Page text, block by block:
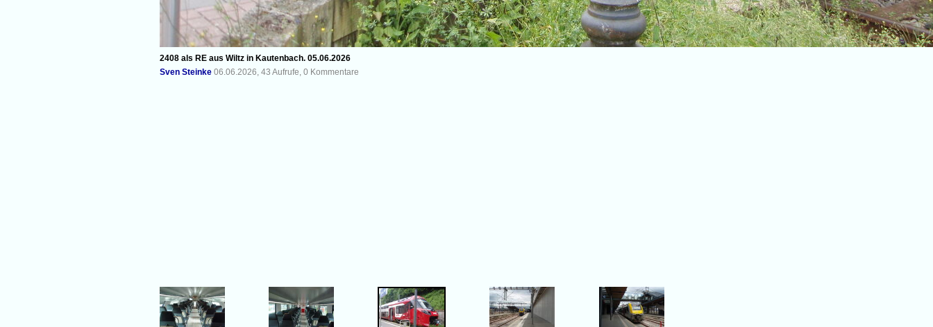
2408 als RE aus Wiltz in Kautenbach. 05.06.2026
Sven Steinke 06.06.2026, 43 Aufrufe, 0 Kommentare